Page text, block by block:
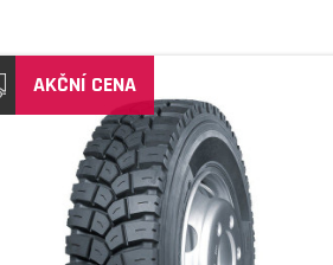
AKČNÍ CENA
DETAIL